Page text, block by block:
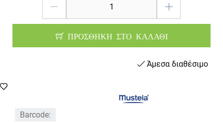
ΠΡΟΣΘΗΚΗ ΣΤΟ ΚΑΛΑΘΙ
Άμεσα διαθέσιμο
Barcode: